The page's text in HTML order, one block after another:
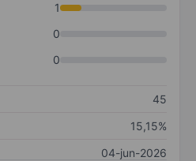
1
0
0
45
15,15%
04-jun-2026